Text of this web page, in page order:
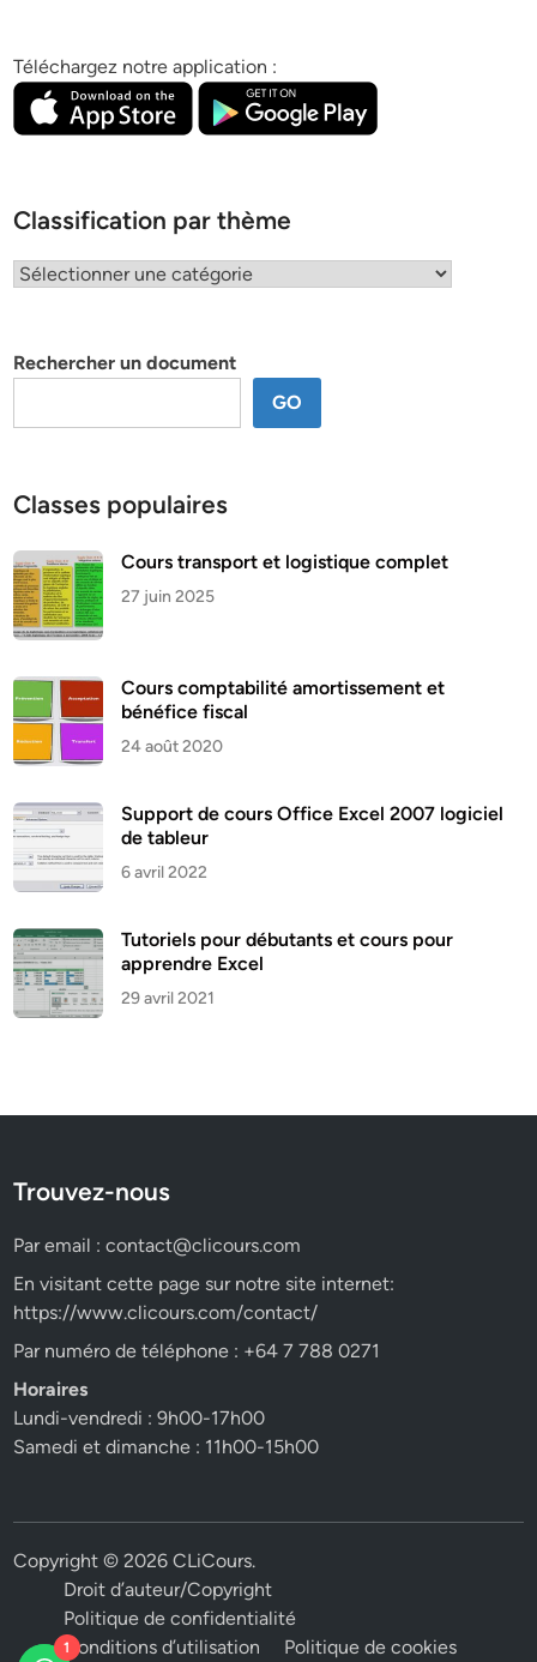
Téléchargez notre application :
Classification par thème
Classification
Rechercher un document
GO
Classes populaires
Cours transport et logistique complet
27 juin 2025
Cours comptabilité amortissement et
bénéfice fiscal
24 août 2020
Support de cours Office Excel 2007 logiciel
de tableur
6 avril 2022
Tutoriels pour débutants et cours pour
apprendre Excel
29 avril 2021
Trouvez-nous
Par email :contact@clicours.com
En visitant cette page sur notre site internet:
https://www.clicours.com/contact/
Par numéro de téléphone : +64 7 788 0271
Horaires
Lundi-vendredi : 9h00-17h00
Samedi et dimanche : 11h00-15h00
Copyright © 2026CLiCours.
Droit d’auteur/Copyright
Politique de confidentialité
Conditions d’utilisation
Politique de cookies
1